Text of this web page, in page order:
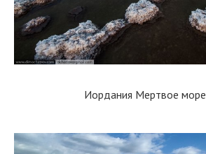
Иордания Мертвое море